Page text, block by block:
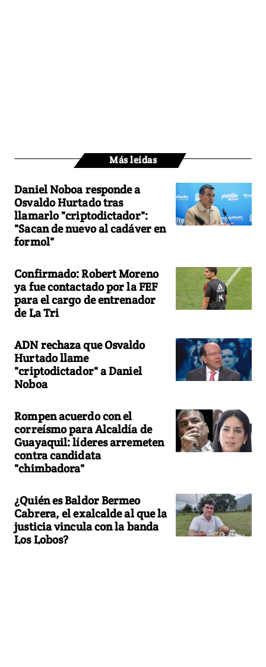
Más leídas
Daniel Noboa responde a
Osvaldo Hurtado tras
llamarlo "criptodictador":
"Sacan de nuevo al cadáver en
formol"
Confirmado: Robert Moreno
ya fue contactado por la FEF
para el cargo de entrenador
de La Tri
ADN rechaza que Osvaldo
Hurtado llame
"criptodictador" a Daniel
Noboa
Rompen acuerdo con el
correísmo para Alcaldía de
Guayaquil: líderes arremeten
contra candidata
"chimbadora"
¿Quién es Baldor Bermeo
Cabrera, el exalcalde al que la
justicia vincula con la banda
Los Lobos?